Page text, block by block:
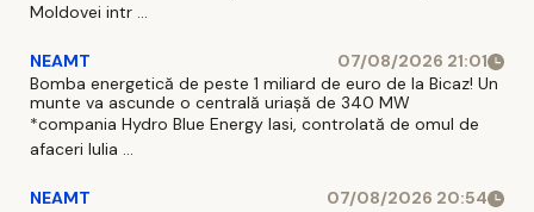
Moldovei intr ...
NEAMT
07/08/2026 21:01
Bomba energetică de peste 1 miliard de euro de la Bicaz! Un
munte va ascunde o centrală uriașă de 340 MW
*compania Hydro Blue Energy Iasi, controlată de omul de
afaceri Iulia ...
NEAMT
07/08/2026 20:54